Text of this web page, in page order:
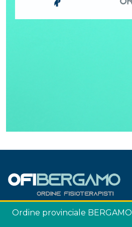
Ordine provinciale BERGAMO